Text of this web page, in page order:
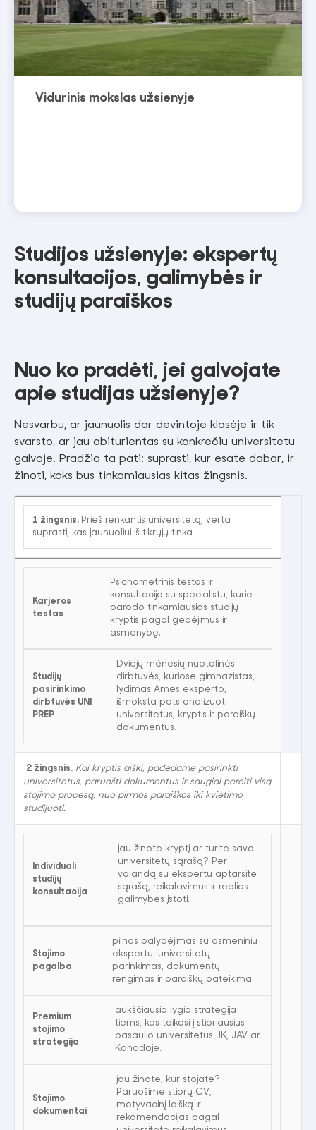
Vidurinis mokslas užsienyje
Studijos užsienyje: ekspertų
konsultacijos, galimybės ir
studijų paraiškos
Nuo ko pradėti, jei galvojate
apie studijas užsienyje?
Nesvarbu, ar jaunuolis dar devintoje klasėje ir tik
svarsto, ar jau abiturientas su konkrečiu universitetu
galvoje. Pradžia ta pati: suprasti, kur esate dabar, ir
žinoti, koks bus tinkamiausias kitas žingsnis.
1 žingsnis. Prieš renkantis universitetą, verta
suprasti, kas jaunuoliui iš tikrųjų tinka
Karjeros
testas
Psichometrinis testas ir
konsultacija su specialistu, kurie
parodo tinkamiausias studijų
kryptis pagal gebėjimus ir
asmenybę.
Studijų
pasirinkimo
dirbtuvės UNI
PREP
Dviejų mėnesių nuotolinės
dirbtuvės, kuriose gimnazistas,
lydimas Ames eksperto,
išmoksta pats analizuoti
universitetus, kryptis ir paraiškų
dokumentus.
2 žingsnis. Kai kryptis aiški, padedame pasirinkti
universitetus, paruošti dokumentus ir saugiai pereiti visą
stojimo procesą, nuo pirmos paraiškos iki kvietimo
studijuoti.
Individuali
studijų
konsultacija
jau žinote kryptį ar turite savo
universitetų sąrašą? Per
valandą su ekspertu aptarsite
sąrašą, reikalavimus ir realias
galimybes įstoti.
Stojimo
pagalba
pilnas palydėjimas su asmeniniu
ekspertu: universitetų
parinkimas, dokumentų
rengimas ir paraiškų pateikima
Premium
stojimo
strategija
aukščiausio lygio strategija
tiems, kas taikosi į stipriausius
pasaulio universitetus JK, JAV ar
Kanadoje.
Stojimo
dokumentai
jau žinote, kur stojate?
Paruošime stiprų CV,
motyvacinį laišką ir
rekomendacijas pagal